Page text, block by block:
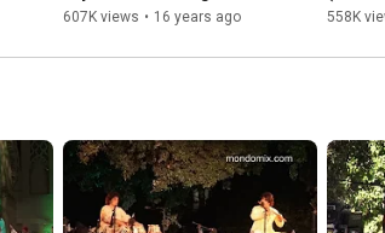
Festival de Fès 2010
607K views • 16 years ago 558K